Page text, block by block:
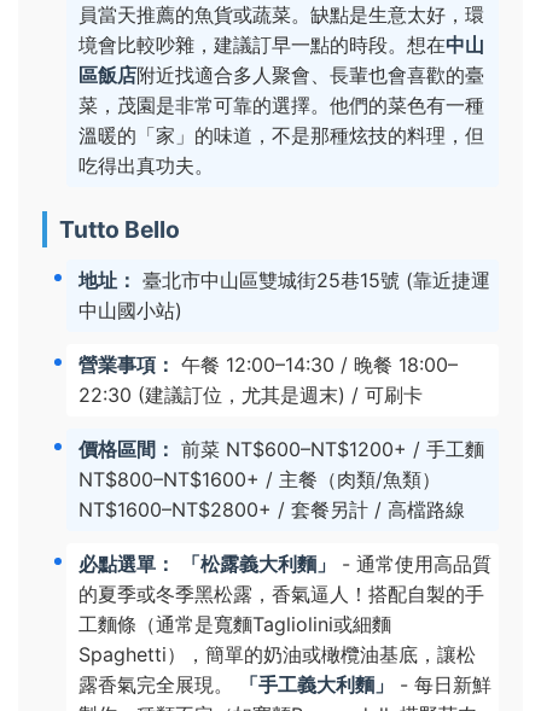
員當天推薦的魚貨或蔬菜。缺點是生意太好，環
境會比較吵雜，建議訂早一點的時段。想在中山
區飯店附近找適合多人聚會、長輩也會喜歡的臺
菜，茂園是非常可靠的選擇。他們的菜色有一種
溫暖的「家」的味道，不是那種炫技的料理，但
吃得出真功夫。
Tutto Bello
地址： 臺北市中山區雙城街25巷15號 (靠近捷運
中山國小站)
營業事項： 午餐 12:00–14:30 / 晚餐 18:00–
22:30 (建議訂位，尤其是週末) / 可刷卡
價格區間： 前菜 NT$600–NT$1200+ / 手工麵
NT$800–NT$1600+ / 主餐（肉類/魚類）
NT$1600–NT$2800+ / 套餐另計 / 高檔路線
必點選單： 「松露義大利麵」
- 通常使用高品質
的夏季或冬季黑松露，香氣逼人！搭配自製的手
工麵條（通常是寬麵Tagliolini或細麵
Spaghetti），簡單的奶油或橄欖油基底，讓松
露香氣完全展現。
「手工義大利麵」
- 每日新鮮